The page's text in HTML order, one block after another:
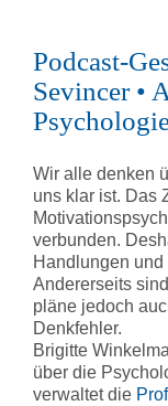
Kortizes Website
Podcast-
Sevincer •
Wir alle denken
uns klar ist. Das
verbunden.
Handlungen
Andererseits
pläne jedoch
Denkfehler.
Brigitte
über die
verwaltet die